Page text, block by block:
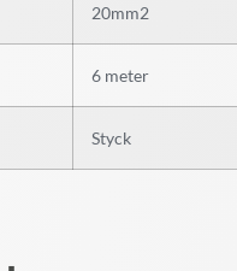
20mm2
6 meter
Styck